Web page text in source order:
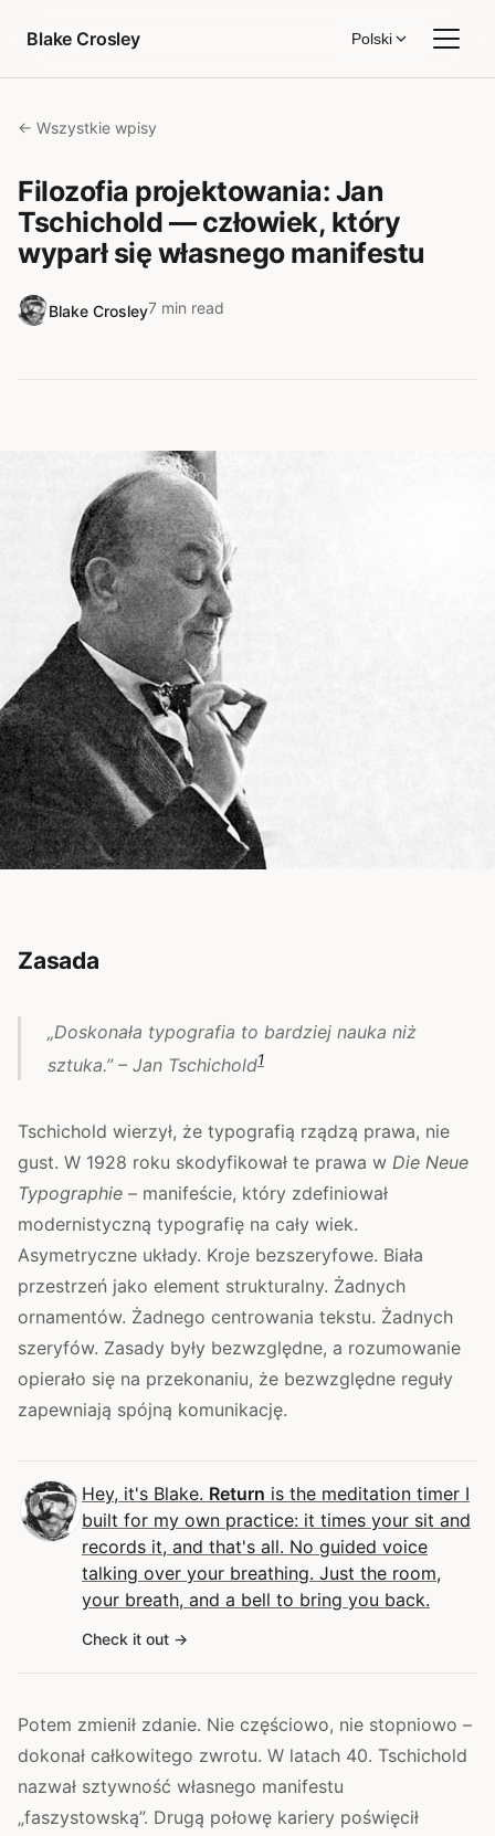
Blake Crosley
Polski
← Wszystkie wpisy
Filozofia projektowania: Jan
Tschichold — człowiek, który
wyparł się własnego manifestu
Blake Crosley7 min read
Zasada
„Doskonała typografia to bardziej nauka niż
sztuka.” – Jan Tschichold1
Tschichold wierzył, że typografią rządzą prawa, nie
gust. W 1928 roku skodyfikował te prawa w Die Neue
Typographie – manifeście, który zdefiniował
modernistyczną typografię na cały wiek.
Asymetryczne układy. Kroje bezszeryfowe. Biała
przestrzeń jako element strukturalny. Żadnych
ornamentów. Żadnego centrowania tekstu. Żadnych
szeryfów. Zasady były bezwzględne, a rozumowanie
opierało się na przekonaniu, że bezwzględne reguły
zapewniają spójną komunikację.
Hey, it's Blake. Return is the meditation timer I
built for my own practice: it times your sit and
records it, and that's all. No guided voice
talking over your breathing. Just the room,
your breath, and a bell to bring you back.
Check it out
Potem zmienił zdanie. Nie częściowo, nie stopniowo –
dokonał całkowitego zwrotu. W latach 40. Tschichold
nazwał sztywność własnego manifestu
„faszystowską”. Drugą połowę kariery poświęcił